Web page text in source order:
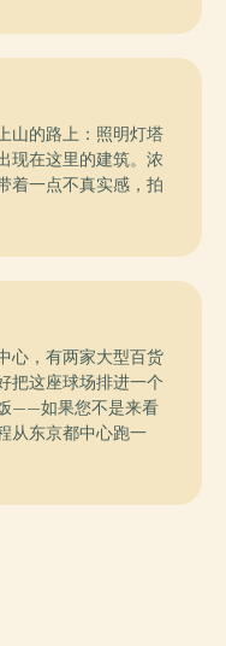
山的路上：照明灯塔
现在这里的建筑。浓
着一点不真实感，拍
心，有两家大型百货
把这座球场排进一个
——如果您不是来看
从东京都中心跑一